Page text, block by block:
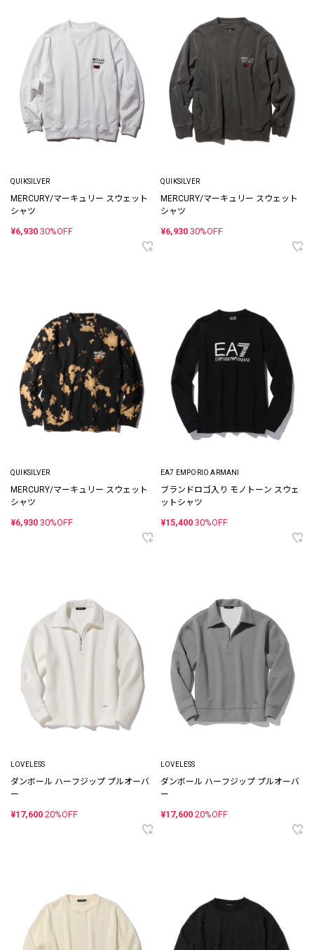
QUIKSILVER
MERCURY/マーキュリー スウェット
シャツ
¥6,930 30%OFF
QUIKSILVER
MERCURY/マーキュリー スウェット
シャツ
¥6,930 30%OFF
QUIKSILVER
MERCURY/マーキュリー スウェット
シャツ
¥6,930 30%OFF
EA7 EMPORIO ARMANI
ブランドロゴ入り モノトーン スウェ
ットシャツ
¥15,400 30%OFF
LOVELESS
ダンボール ハーフジップ プルオーバ
ー
¥17,600 20%OFF
LOVELESS
ダンボール ハーフジップ プルオーバ
ー
¥17,600 20%OFF